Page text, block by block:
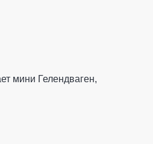
мини Гелендваген,